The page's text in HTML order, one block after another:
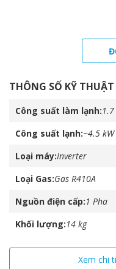
Lưu
THÔNG SỐ KỸ THUẬT
Công suất làm lạnh
Công suất lạnh ~4.5 kW
Loại máy Inverter
Loại Gas Gas R410A
Nguồn điện cấp 1 Pha
Khối lượng 14 kg
Xem chi